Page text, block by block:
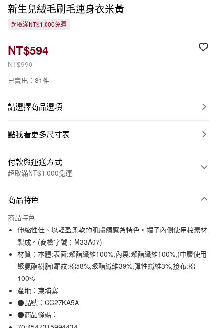
新生兒絨毛刷毛連身衣米黃
超取滿NT$1,000免運
NT$990
NT$594
已賣出：81件
請選擇商品選項
點我看更多尺寸表
付款與運送方式
超取滿NT$1,000免運
信用卡一次付款
信用卡分期付款
3 期 0 利率 每期 NT$198
合作金庫商業銀行
第一商業銀行
華南商業銀行
彰化商業銀行
上海商業儲蓄銀行
臺灣中小企業銀行
匯豐（台灣）商業銀行
聯邦商業銀行
元大商業銀行
超商取貨付款
LINE Pay
Apple Pay
街口支付
商品特色
商品特色
伸縮性佳、以輕盈柔軟的肌膚觸感為特色。帽子內側使用棉素材
製成。(商檢字號：M33A07)
材質：本體:表面:聚酯纖維100%,內裏:聚酯纖維100%,(中層使用
聚氨酯樹脂)羅紋:棉58%,聚酯纖維39%,彈性纖維3%,接布:棉
100%
產地：柬埔寨
●品號：CC27KA5A
●商品條碼：